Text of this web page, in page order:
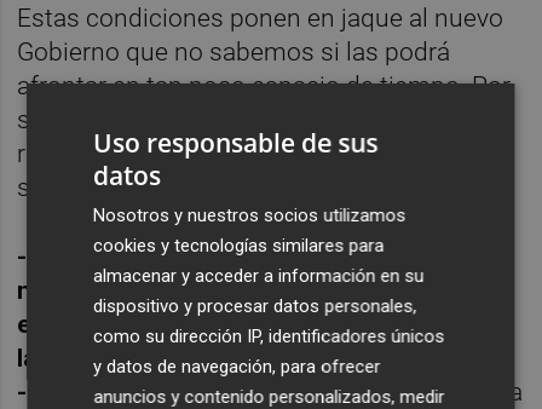
Estas condiciones ponen en jaque al nuevo
Gobierno que no sabemos si las podrá
afrontar en tan poco espacio de tiempo. Por
suerte Alemania ya ha anunciado que los
recortes son obligatorios, pero en los plazos
se puede ser más flexible.
-¿Atisba alguna sorpresa sobre las
necesidades de capitalización de la banca
española que esta semana van a presentar
las dos consultoras?
- Con toda probabilidad las necesidades de la
Uso responsable de sus
datos
Nosotros y nuestros socios utilizamos
cookies y tecnologías similares para
almacenar y acceder a información en su
dispositivo y procesar datos personales,
como su dirección IP, identificadores únicos
y datos de navegación, para ofrecer
anuncios y contenido personalizados, medir